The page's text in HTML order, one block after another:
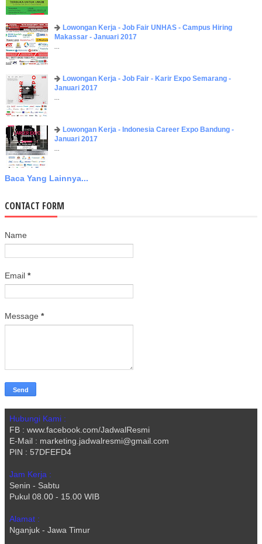
Lowongan Kerja - Job Fair UNHAS - Campus Hiring
Makassar - Januari 2017
...
Lowongan Kerja - Job Fair - Karir Expo Semarang -
Januari 2017
...
Lowongan Kerja - Indonesia Career Expo Bandung -
Januari 2017
...
Baca Yang Lainnya...
CONTACT FORM
Name
Email *
Message *
Hubungi Kami :
FB : www.facebook.com/JadwalResmi
E-Mail : marketing.jadwalresmi@gmail.com
PIN : 57DFEFD4
Jam Kerja :
Senin - Sabtu
Pukul 08.00 - 15.00 WIB
Alamat :
Nganjuk - Jawa Timur